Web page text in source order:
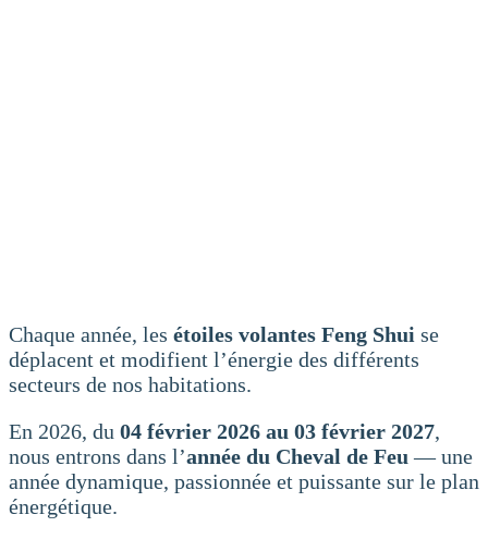
Chaque année, les étoiles volantes Feng Shui se
déplacent et modifient l’énergie des différents
secteurs de nos habitations.
En 2026, du 04 février 2026 au 03 février 2027,
nous entrons dans l’année du Cheval de Feu — une
année dynamique, passionnée et puissante sur le plan
énergétique.